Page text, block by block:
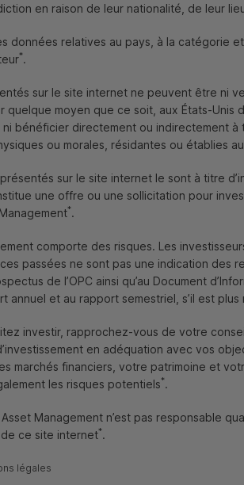
et
la
aux institutions financières en
de matérialité (
billet n°566 :
et impacts externes de l’activité
climatique et la transition peuvent
ci. Il convient donc d’identifier les risques.
) définit les Risques climat par :
causés par des phénomènes
long terme), soit aigus (augmentation de la
de la mise en place d’un modèle
en raison de leur nationalité, de leur
données relatives au pays, à la catégorie
*.
sur le site internet ne peuvent être ni
quelque moyen que ce soit, aux États-Unis
ni bénéficier directement ou indirectement à
ou morales, résidantes ou établies
sur le site internet le sont à titre
une offre ou une sollicitation pour
*.
comporte des risques. Les
passées ne sont pas une indication des
de l’OPC ainsi qu’au Document
annuel et au rapport semestriel, s’il est plus
investir, rapprochez-vous de votre
en adéquation avec vos
marchés financiers, votre patrimoine et
les risques potentiels*.
Management n’est pas responsable
de ce site internet*.
légales